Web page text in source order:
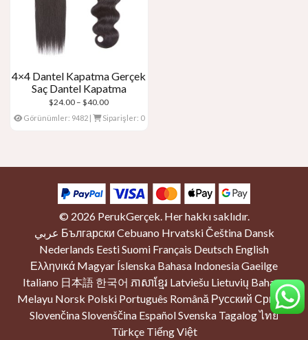
4×4 Dantel Kapatma Gerçek
Saç Dantel Kapatma
$24.00 – $40.00Fiyat
aralığı:
$24.00
Görünümler: 9482| Siparişler: 0
Ürün Kategorileri
Dantel Ön Peruk
(6)
4x4 Dantel Kapatma(1)
İnsan Saç Örgüsü (1)
© 2026 PerukGerçek. Her hakkı saklıdır.
عربي Български Cebuano HrvatskiČeština Dansk
Nederlands EestiSuomi Français Deutsch English
Ελληνικά Magyar Íslenska Bahasa IndonesiaGaeilge
Italiano 日本語 한국어 ភាសាខ្មែរ Latviešu Lietuvių Bahasa
Melayu Norsk Polski Português Română Русский Српски
SlovenčinaSlovenščina EspañolSvenska Tagalogไทย
Türkçe Tiếng Việt